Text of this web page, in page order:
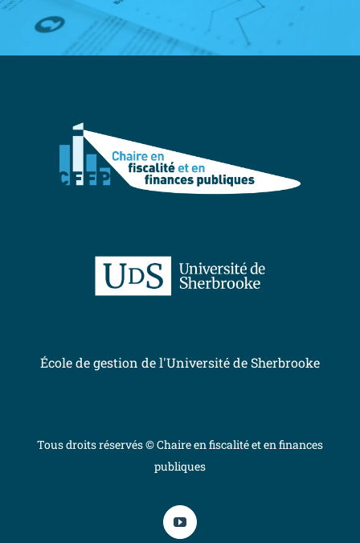
École de gestion de l'Université de Sherbrooke
Tous droits réservés © Chaire en fiscalité et en finances
publiques
YouTube